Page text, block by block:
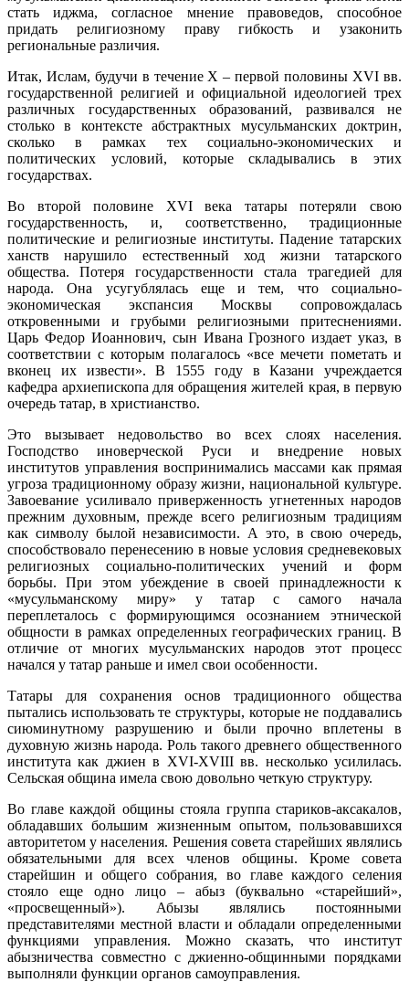
стать иджма, согласное мнение правоведов, способное
придать религиозному праву гибкость и узаконить
региональные различия.
Итак, Ислам, будучи в течение X – первой половины XVI вв.
государственной религией и официальной идеологией трех
различных государственных образований, развивался не
столько в контексте абстрактных мусульманских доктрин,
сколько в рамках тех социально-экономических и
политических условий, которые складывались в этих
государствах.
Во второй половине XVI века татары потеряли свою
государственность, и, соответственно, традиционные
политические и религиозные институты. Падение татарских
ханств нарушило естественный ход жизни татарского
общества. Потеря государственности стала трагедией для
народа. Она усугублялась еще и тем, что социально-
экономическая экспансия Москвы сопровождалась
откровенными и грубыми религиозными притеснениями.
Царь Федор Иоаннович, сын Ивана Грозного издает указ, в
соответствии с которым полагалось «все мечети пометать и
вконец их извести». В 1555 году в Казани учреждается
кафедра архиепископа для обращения жителей края, в первую
очередь татар, в христианство.
Это вызывает недовольство во всех слоях населения.
Господство иноверческой Руси и внедрение новых
институтов управления воспринимались массами как прямая
угроза традиционному образу жизни, национальной культуре.
Завоевание усиливало приверженность угнетенных народов
прежним духовным, прежде всего религиозным традициям
как символу былой независимости. А это, в свою очередь,
способствовало перенесению в новые условия средневековых
религиозных социально-политических учений и форм
борьбы. При этом убеждение в своей принадлежности к
«мусульманскому миру» у татар с самого начала
переплеталось с формирующимся осознанием этнической
общности в рамках определенных географических границ. В
отличие от многих мусульманских народов этот процесс
начался у татар раньше и имел свои особенности.
Татары для сохранения основ традиционного общества
пытались использовать те структуры, которые не поддавались
сиюминутному разрушению и были прочно вплетены в
духовную жизнь народа. Роль такого древнего общественного
института как джиен в XVI-XVIII вв. несколько усилилась.
Сельская община имела свою довольно четкую структуру.
Во главе каждой общины стояла группа стариков-аксакалов,
обладавших большим жизненным опытом, пользовавшихся
авторитетом у населения. Решения совета старейших являлись
обязательными для всех членов общины. Кроме совета
старейшин и общего собрания, во главе каждого селения
стояло еще одно лицо – абыз (буквально «старейший»,
«просвещенный»). Абызы являлись постоянными
представителями местной власти и обладали определенными
функциями управления. Можно сказать, что институт
абызничества совместно с джиенно-общинными порядками
выполняли функции органов самоуправления.